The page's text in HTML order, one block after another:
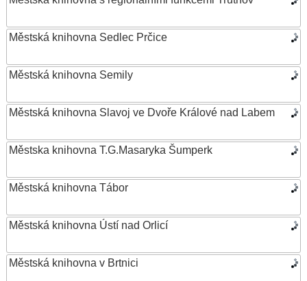
Městská knihovna Sedlec Prčice
Městská knihovna Semily
Městská knihovna Slavoj ve Dvoře Králové nad Labem
Městska knihovna T.G.Masaryka Šumperk
Městská knihovna Tábor
Městská knihovna Ústí nad Orlicí
Městská knihovna v Brtnici